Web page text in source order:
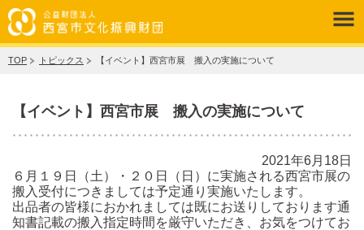
TOP トピックス 【イベント】西宮市展 搬入の実施について
【イベント】西宮市展 搬入の実施について
2021年6月18日
６月１９日（土）・２０日（日）に実施される西宮市展の
搬入受付につきましては予定通り実施いたします。
出品者の皆様におかれましては既にお送りしております通
知書記載の搬入指定時間を厳守いただき、お気をつけてお